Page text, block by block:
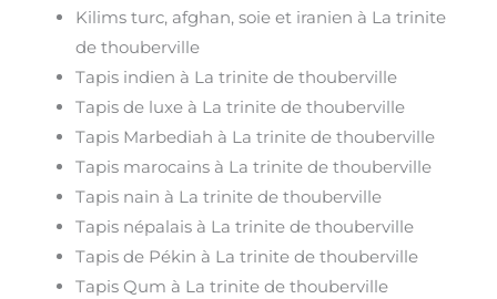
Kilims turc, afghan, soie et iranien à La trinite
de thouberville
Tapis indien à La trinite de thouberville
Tapis de luxe à La trinite de thouberville
Tapis Marbediah à La trinite de thouberville
Tapis marocains à La trinite de thouberville
Tapis nain à La trinite de thouberville
Tapis népalais à La trinite de thouberville
Tapis de Pékin à La trinite de thouberville
Tapis Qum à La trinite de thouberville